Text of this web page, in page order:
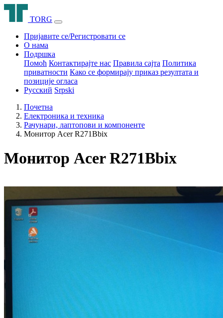
TORG
Пријавите се/Регистровати се
О нама
Подршка
Помоћ Контактирајте нас Правила сајта Политика
приватности Како се формирају приказ резултата и
позиције огласа
Русский Srpski
Почетна
Електроника и техника
Рачунари, лаптопови и компоненте
Монитор Acer R271Bbix
Монитор Acer R271Bbix